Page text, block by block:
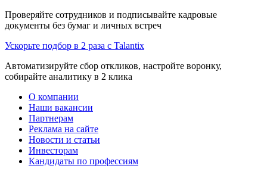
Проверяйте сотрудников и подписывайте кадровые
документы без бумаг и личных встреч
Ускорьте подбор в 2 раза с Talantix
Автоматизируйте сбор откликов, настройте воронку,
собирайте аналитику в 2 клика
О компании
Наши вакансии
Партнерам
Реклама на сайте
Новости и статьи
Инвесторам
Кандидаты по профессиям